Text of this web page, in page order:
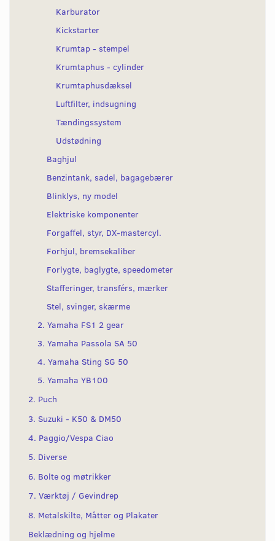
Karburator
Kickstarter
Krumtap - stempel
Krumtaphus - cylinder
Krumtaphusdæksel
Luftfilter, indsugning
Tændingssystem
Udstødning
Baghjul
Benzintank, sadel, bagagebærer
Blinklys, ny model
Elektriske komponenter
Forgaffel, styr, DX-mastercyl.
Forhjul, bremsekaliber
Forlygte, baglygte, speedometer
Stafferinger, transférs, mærker
Stel, svinger, skærme
2. Yamaha FS1 2 gear
3. Yamaha Passola SA 50
4. Yamaha Sting SG 50
5. Yamaha YB100
2. Puch
3. Suzuki - K50 & DM50
4. Paggio/Vespa Ciao
5. Diverse
6. Bolte og møtrikker
7. Værktøj / Gevindrep
8. Metalskilte, Måtter og Plakater
Beklædning og hjelme